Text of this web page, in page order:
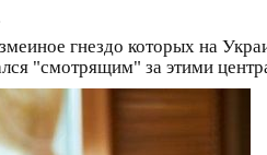
гнездо которых на
"смотрящим" за этими